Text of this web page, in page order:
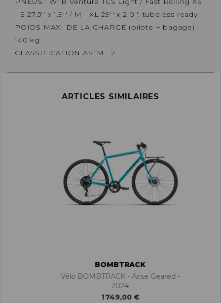
- S 27.5'' x 1.9'' / M - XL 29'' x 2.0'', tubeless ready
POIDS MAXI DE LA CHARGE (pilote + bagage) :
140 kg
CLASSIFICATION ASTM : 2
ARTICLES SIMILAIRES
BOMBTRACK
Vélo BOMBTRACK - Arise Geared -
2024
1 749,00 €